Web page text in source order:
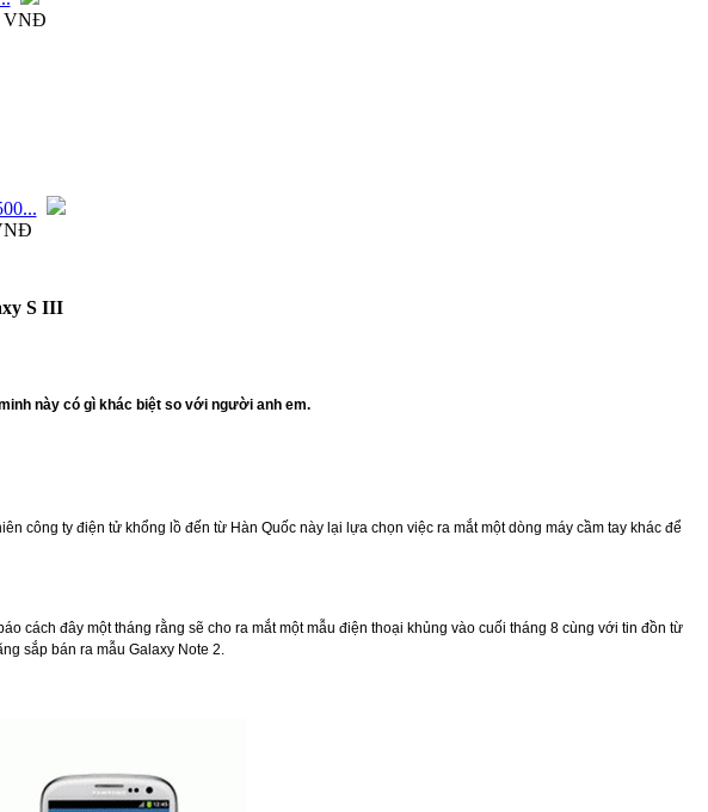
VNĐ
S III
này có gì khác biệt so với người anh em.
công ty điện tử khổng lồ đến từ Hàn Quốc này lại lựa chọn việc ra mắt một dòng máy cầm tay khác để
cách đây một tháng rằng sẽ cho ra mắt một mẫu điện thoại khủng vào cuối tháng 8 cùng với tin đồn từ
sắp bán ra mẫu Galaxy Note 2.